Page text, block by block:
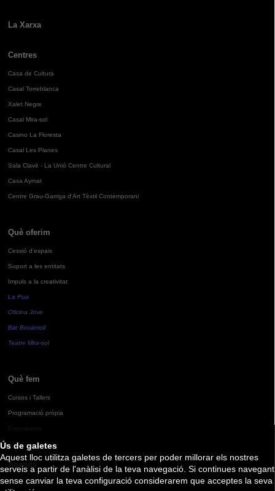
Ús de galetes
Aquest lloc utilitza galetes de tercers per poder millorar els nostres
serveis a partir de l'anàlisi de la teva navegació. Si continues navegant
sense canviar la teva configuració considerarem que acceptes la seva
La Xarxa
Centres
Casa de Cultura
Casal Torreblanca
Xalet Negre
Casal Mira-sol
Casino La Floresta
Casal Les Planes
Sala Clavé - La Unió Centre Cultural
Casa Aymat
Centre Grau-Garriga d'Art Tèxtil Contemporani
Què oferim
Cessió d'espais
Suport a les entitats
Impuls a la creativitat
La Pua
Oficina Jove
Bar Bocamoll
Teatre Mira-sol
Què fem
Cursos i Tallers
Programació pròpia
Agenda